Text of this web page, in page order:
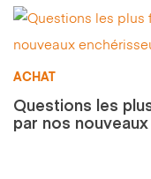
ACHAT
Questions les
par nos